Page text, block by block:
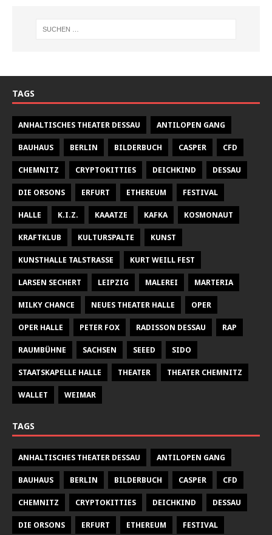
TAGS
ANHALTISCHES THEATER DESSAU ANTILOPEN GANG
BAUHAUS BERLIN BILDERBUCH CASPER CFD
CHEMNITZ CRYPTOKITTIES DEICHKIND DESSAU
DIE ORSONS ERFURT ETHEREUM FESTIVAL
HALLE K.I.Z. KAAATZE KAFKA KOSMONAUT
KRAFTKLUB KULTURSPALTE KUNST
KUNSTHALLE TALSTRASSE KURT WEILL FEST
LARSEN SECHERT LEIPZIG MALEREI MARTERIA
MILKY CHANCE NEUES THEATER HALLE OPER
OPER HALLE PETER FOX RADISSON DESSAU RAP
RAUMBÜHNE SACHSEN SEEED SIDO
STAATSKAPELLE HALLE THEATER THEATER CHEMNITZ
WALLET WEIMAR
TAGS
ANHALTISCHES THEATER DESSAU ANTILOPEN GANG
BAUHAUS BERLIN BILDERBUCH CASPER CFD
CHEMNITZ CRYPTOKITTIES DEICHKIND DESSAU
DIE ORSONS ERFURT ETHEREUM FESTIVAL